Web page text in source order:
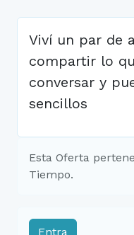
Viví un par de
compartir lo
conversar y
sencillos
Esta Oferta
Tiempo.
Entra